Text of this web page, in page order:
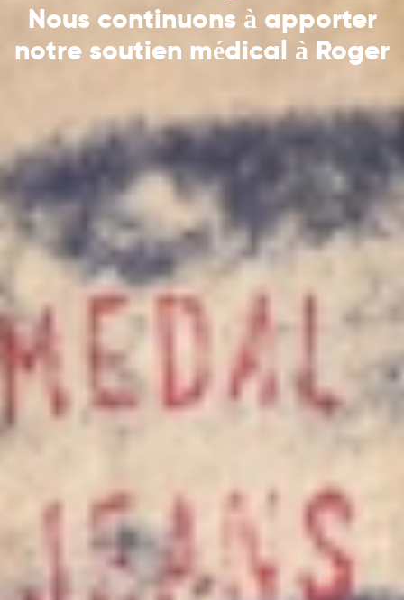
Nous continuons à apporter
notre soutien médical à Roger